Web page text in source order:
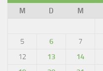
M
D M
5
6 7
12
13 14